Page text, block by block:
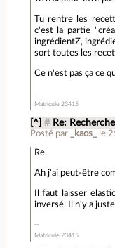
Tu rentre les
c'est la partie
ingrédientZ,
sort toutes les
Ce n'est pas ça ce
Matricule 23415
[^] # Re:
Posté par _kaos_ le
Re,
Ah j'ai peut-être
Il faut laisser
inversé. Il n'y a
Matricule 23415